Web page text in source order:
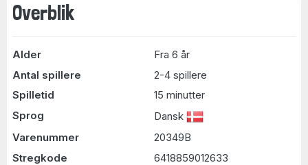
Overblik
Alder
Fra 6 år
Antal spillere
2-4 spillere
Spilletid
15 minutter
Sprog
Dansk
Varenummer
20349B
Stregkode
6418859012633